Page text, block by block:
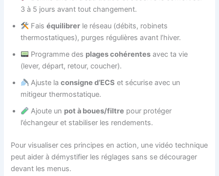
3 à 5 jours avant tout changement.
Faiséquilibrer le réseau (débits, robinets
thermostatiques), purges régulières avant l’hiver.
Programme des plages cohérentes avec ta vie
(lever, départ, retour, coucher).
Ajuste laconsigne d’ECS et sécurise avec un
mitigeur thermostatique.
Ajoute un pot à boues/filtre pour protéger
l’échangeur et stabiliser les rendements.
Pour visualiser ces principes en action, une vidéo technique
peut aider à démystifier les réglages sans se décourager
devant les menus.